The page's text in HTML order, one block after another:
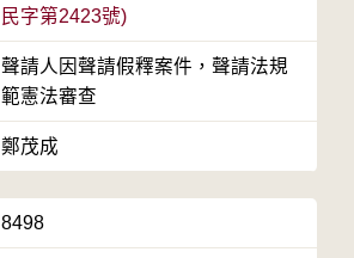
民字第2423號)
聲請人因聲請假釋案件，聲請法規
範憲法審查
鄭茂成
8498